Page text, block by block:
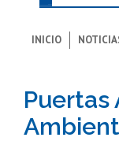
INICIO
Puertas